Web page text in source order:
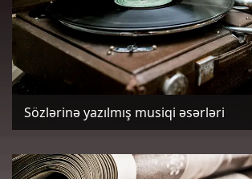
Sözlərinə yazılmış musiqi əsərləri